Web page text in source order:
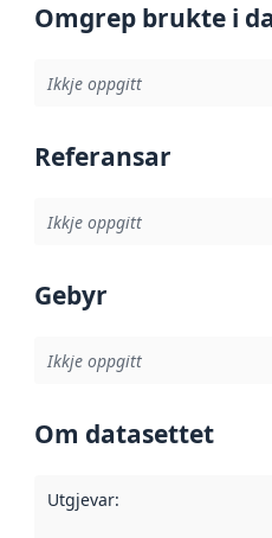
Omgrep brukte i
Ikkje oppgitt
Referansar
Ikkje oppgitt
Gebyr
Ikkje oppgitt
Om datasettet
Utgjevar: